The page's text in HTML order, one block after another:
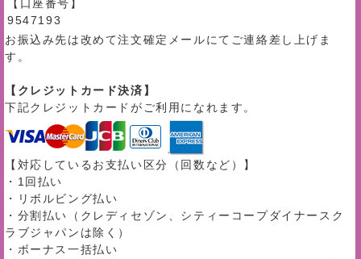
【口座番号】
9547193
お振込み先は改めて注文確定メールにてご連絡差し上げま
す。
【クレジットカード決済】
下記クレジットカードがご利用になれます。
【対応しているお支払い区分（回数など）】
・1回払い
・リボルビング払い
・分割払い（クレディセゾン、シティーコープダイナースク
ラブジャパンは除く）
・ボーナス一括払い